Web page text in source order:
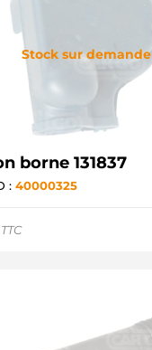
Stock sur demande
borne 131837
: 40000325